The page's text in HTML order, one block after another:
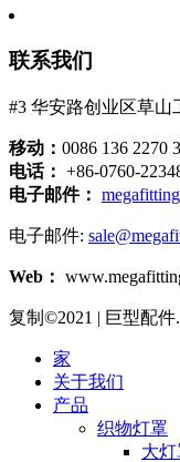
联系我们
#3 华安路创业区草山
移动： 0086 136 2270
电话： +86-0760-
电子邮件：
电子邮件:
Web：
复制©2021 | 巨型配件.
家
关于我们
产品
织物灯罩
大